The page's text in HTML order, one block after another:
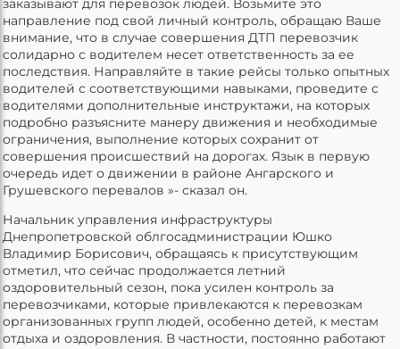
заказывают для перевозок людей. Возьмите это
направление под свой личный контроль, обращаю Ваше
внимание, что в случае совершения ДТП перевозчик
солидарно с водителем несет ответственность за ее
последствия. Направляйте в такие рейсы только опытных
водителей с соответствующими навыками, проведите с
водителями дополнительные инструктажи, на которых
подробно разъясните манеру движения и необходимые
ограничения, выполнение которых сохранит от
совершения происшествий на дорогах. Язык в первую
очередь идет о движении в районе Ангарского и
Грушевского перевалов »- сказал он.
Начальник управления инфраструктуры
Днепропетровской облгосадминистрации Юшко
Владимир Борисович, обращаясь к присутствующим
отметил, что сейчас продолжается летний
оздоровительный сезон, пока усилен контроль за
перевозчиками, которые привлекаются к перевозкам
организованных групп людей, особенно детей, к местам
отдыха и оздоровления. В частности, постоянно работают